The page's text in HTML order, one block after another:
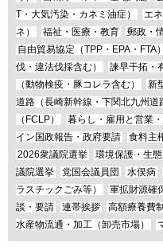
T・大気汚染・カネミ油症）
エ
ネ）
福祉・医療・教育 郵政・
自由貿易協定（TPP・EPA・FTA）
伐・違法伐採含む）
諫早干拓・
（動物検疫・豚コレラ含む）
新
道路（長崎新幹線・下関北九州道
（FCLP）
暮らし・雇用と営業
イン国政報告・政府要請
食料主
2026衆議院選挙
環境保護・生
議院選挙
党国会議員団 水俣病
ラスチックごみ等）
軍拡財源確
談・要請
連帯挨拶 高額療養費
水産物流通・加工（卸売市場）